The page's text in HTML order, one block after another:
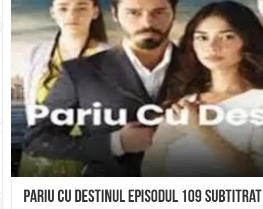
Pariu cu Destinul Episodul 109